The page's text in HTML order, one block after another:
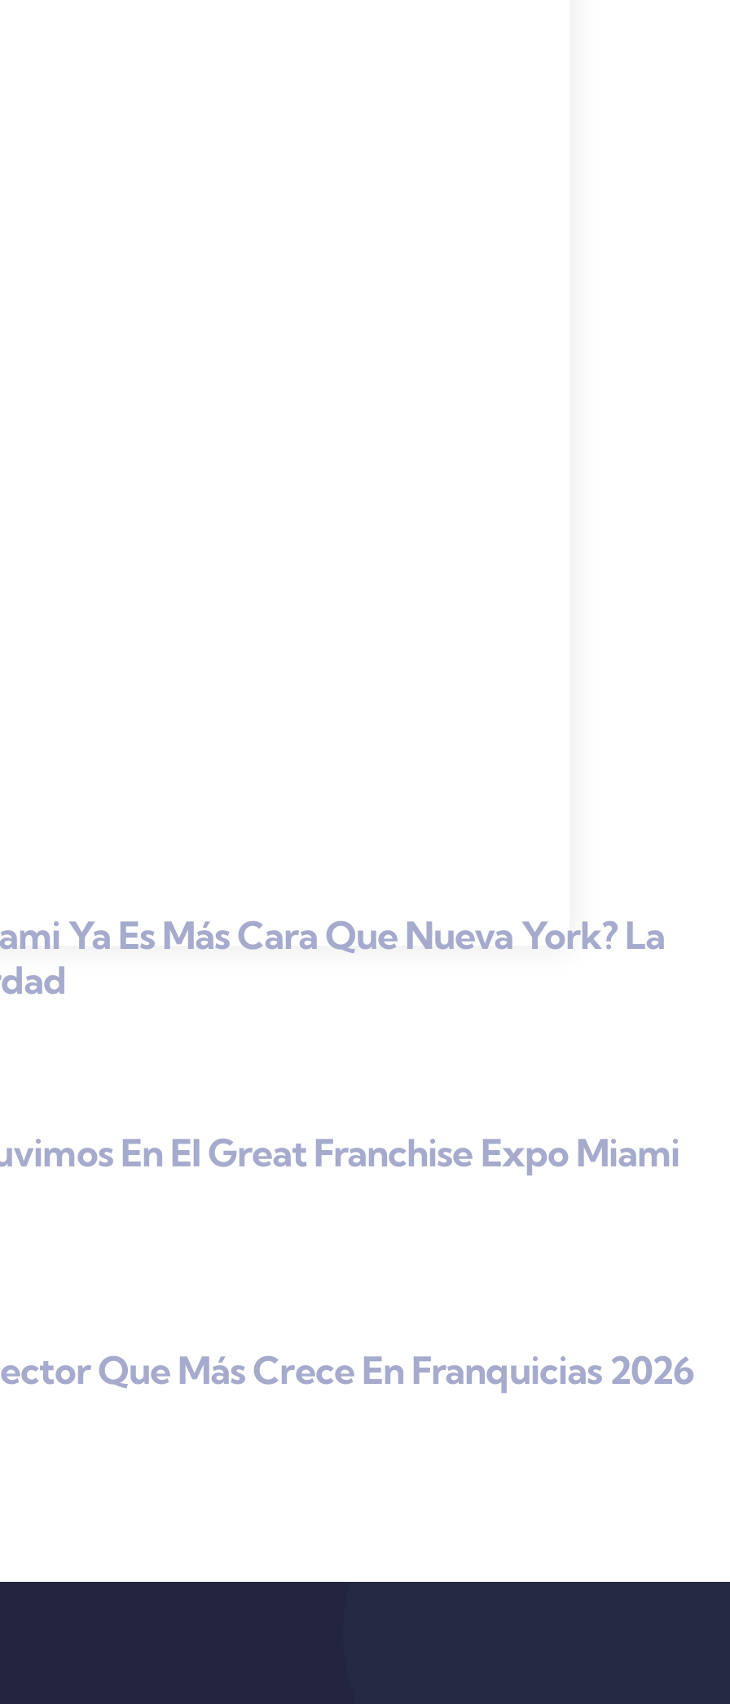
Ya Es Más Cara Que Nueva York? La
En El Great Franchise Expo Miami
Que Más Crece En Franquicias 2026